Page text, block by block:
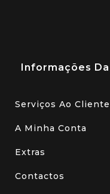
Informações
Serviços Ao Cliente
A Minha Conta
Extras
Contactos